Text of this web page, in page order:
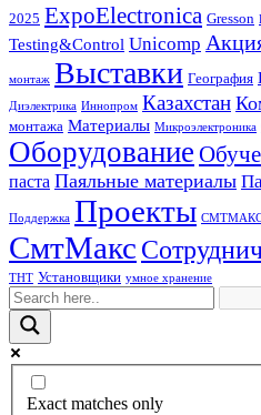
2025 ExpoElectronica Gresson
Testing&Control Unicomp
монтаж Выставки География
Диэлектрика Иннопром Казахстан
монтажа Материалы Микроэлектроника
Оборудование
паста Паяльные материалы
Поддержка Проекты
СмтМакс
ТНТ Установщики умное хранение
Exact matches only